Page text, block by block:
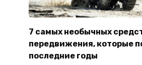
7 самых необычных
передвижения, которые
последние годы